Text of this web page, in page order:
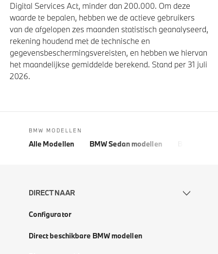
Digital Services Act, minder dan 200.000. Om deze
waarde te bepalen, hebben we de actieve gebruikers
van de afgelopen zes maanden statistisch geanalyseerd,
rekening houdend met de technische en
gegevensbeschermingsvereisten, en hebben we hiervan
het maandelijkse gemiddelde berekend. Stand per 31 juli
2026.
BMW MODELLEN
Alle Modellen BMW Sedan modellen
DIRECT NAAR
Configurator
Direct beschikbare BMW modellen